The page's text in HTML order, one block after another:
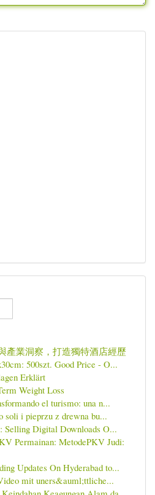
產業洞察，打造獨特酒店經歷
500szt. Good Price - O...
Erklärt
Weight Loss
el turismo: una n...
soli i pieprzu z drewna bu...
Selling Digital Downloads O...
Permainan: MetodePKV Judi:
Updates On Hyderabad to...
mit uners&auml;ttliche...